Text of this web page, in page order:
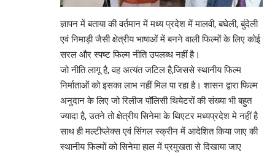
ज्ञापन में बताया की वर्तमान में मध्य प्रदेश में मालवी, बघेली, बुंदेली
एवं निमाड़ी जैसी क्षेत्रीय भाषाओं में बनने वाली फिल्मों के लिए कोई
सरल और स्पष्ट फिल्म नीति उपलब्ध नहीं है।
जो नीति लागू है, वह अत्यंत जटिल है,जिससे स्थानीय फिल्म
निर्माताओं को इसका लाभ नहीं मिल पा रहा है। शासन द्वारा फिल्म
अनुदान के लिए जो रिलीज पॉलिसी थियेटरों की संख्या भी बहुत
ज्यादा है, उतने तो क्षेत्रीय सिनेमा के थिएटर मध्यप्रदेश मे नहीं है
साथ ही मल्टीप्लेक्स एवं सिंगल स्क्रीन में आदेशित किया जाए की
स्थानीय फिल्मों को सिनेमा हाल में प्रमुखता से दिखाया जाए